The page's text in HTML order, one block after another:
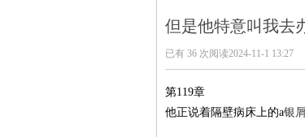
但是他特意叫我去
已有 36 次阅读2024-11-1 13:27
第119章
他正说着隔壁病床上的a银